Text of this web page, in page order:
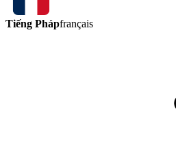
Tiếng Phápfrançais